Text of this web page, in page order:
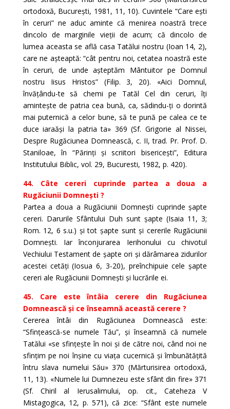
ortodoxă, București, 1981, 11, 10). Cuvintele “Care ești
în ceruri” ne aduc aminte că menirea noastră trece
dincolo de marginile vieții de acum; că dincolo de
lumea aceasta se află casa Tatălui nostru (Ioan 14, 2),
care ne așteaptă: “cât pentru noi, cetatea noastră este
în ceruri, de unde așteptăm Mântuitor pe Domnul
nostru Iisus Hristos” (Filip. 3, 20). «Aici Domnul,
învățându-te să chemi pe Tatăl Cel din ceruri, îți
amintește de patria cea bună, ca, sădindu-ți o dorintă
mai puternică a celor bune, să te pună pe calea ce te
duce iaraăși la patria ta» 369 (Sf. Grigorie al Nissei,
Despre Rugăciunea Domnească, c. II, trad. Pr. Prof. D.
Staniloae, în “Părinți și scriitori bisericești”, Editura
Institutului Biblic, vol. 29, Bucuresti, 1982, p. 420).
44. Câte cereri cuprinde partea a doua a
Rugăciunii Domnești ?
Partea a doua a Rugăciunii Domnești cuprinde șapte
cereri. Darurile Sfântului Duh sunt șapte (Isaia 11, 3;
Rom. 12, 6 s.u.) și tot șapte sunt și cererile Rugăciunii
Domnești. Iar înconjurarea Ierihonului cu chivotul
Vechiului Testament de șapte ori și dărâmarea zidurilor
acestei cetăți (Iosua 6, 3-20), preînchipuie cele șapte
cereri ale Rugăciunii Domnești și lucrările ei.
45. Care este întâia cerere din Rugăciunea
Domnească și ce înseamnă această cerere ?
Cererea întâi din Rugăciunea Domnească este:
“Sfințească-se numele Tău”, și înseamnă că numele
Tatălui «se sfințește în noi și de către noi, când noi ne
sfințim pe noi înșine cu viața cucernică și îmbunătățită
întru slava numelui Său» 370 (Mărturisirea ortodoxă,
11, 13). «Numele lui Dumnezeu este sfânt din fire» 371
(Sf. Chiril al Ierusalimului, op. cit., Cateheza V
Mistagogica, 12, p. 571), că zice: “Sfânt este numele